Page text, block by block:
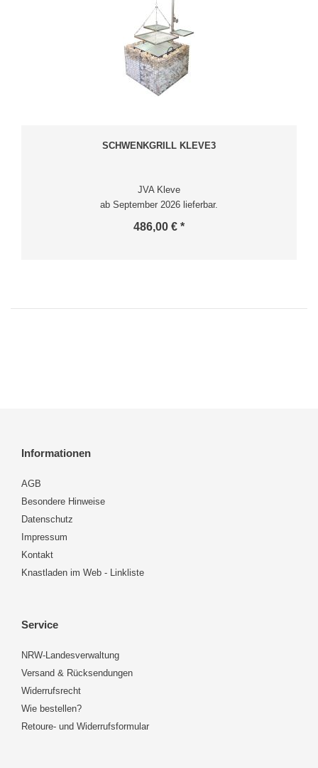
SCHWENKGRILL KLEVE3
JVA Kleve
ab September 2026 lieferbar.
486,00 € *
Informationen
AGB
Besondere Hinweise
Datenschutz
Impressum
Kontakt
Knastladen im Web - Linkliste
Service
NRW-Landesverwaltung
Versand & Rücksendungen
Widerrufsrecht
Wie bestellen?
Retoure- und Widerrufsformular